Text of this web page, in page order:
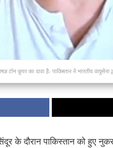
टॉम कूपर का दावा है- पाकिस्तान ने भारतीय वायुसेना
के दौरान पाकिस्तान को हुए